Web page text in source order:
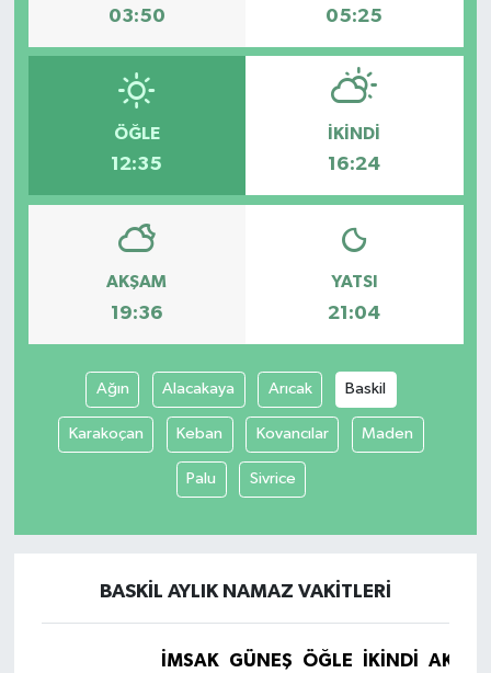
03:50 05:25
ÖĞLE
12:35
İKINDI
16:24
AKŞAM
19:36
YATSI
21:04
Ağın Alacakaya Arıcak Baskil
Karakoçan Keban Kovancılar Maden
Palu Sivrice
BASKIL AYLIK NAMAZ VAKITLERI
İMSAK GÜNEŞ ÖĞLE İKINDI